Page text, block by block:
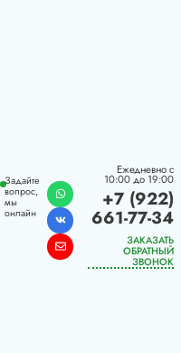
Задайте
вопрос,
мы
онлайн
Ежедневно с
10:00 до 19:00
+7 (922)
661-77-34
ЗАКАЗАТЬ
ОБРАТНЫЙ
ЗВОНОК